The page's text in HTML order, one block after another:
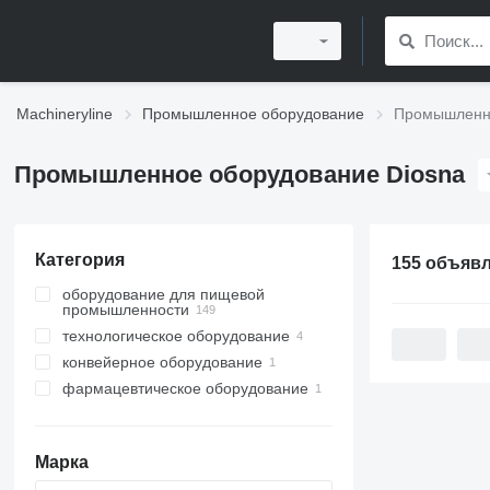
Machineryline Промышленное оборудование
Промышленное оборудование Diosna
Категория
оборудование для пищевой
промышленности
оборудование для пекарни
тестомесы
подъемники-опрокидыватели
кондитерское оборудование
планетарные миксеры
технологическое оборудование
смесительное оборудование
конвейерное оборудование
ленточные конвейеры
фармацевтическое оборудование
Марка
155